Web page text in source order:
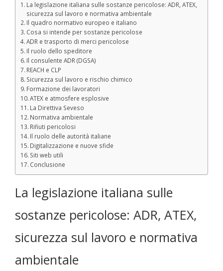
La legislazione italiana sulle sostanze pericolose: ADR, ATEX,
sicurezza sul lavoro e normativa ambientale
Il quadro normativo europeo e italiano
Cosa si intende per sostanze pericolose
ADR e trasporto di merci pericolose
Il ruolo dello speditore
Il consulente ADR (DGSA)
REACH e CLP
Sicurezza sul lavoro e rischio chimico
Formazione dei lavoratori
ATEX e atmosfere esplosive
La Direttiva Seveso
Normativa ambientale
Rifiuti pericolosi
Il ruolo delle autorità italiane
Digitalizzazione e nuove sfide
Siti web utili
Conclusione
La legislazione italiana sulle
sostanze pericolose: ADR, ATEX,
sicurezza sul lavoro e normativa
ambientale